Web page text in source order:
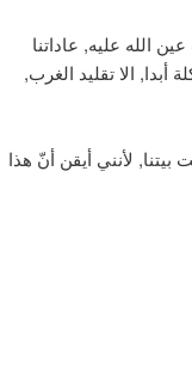
الله عليه, عاداتنا
أبدا, الا تقليد الغرب,
لأنني أيقن أنّ هذا